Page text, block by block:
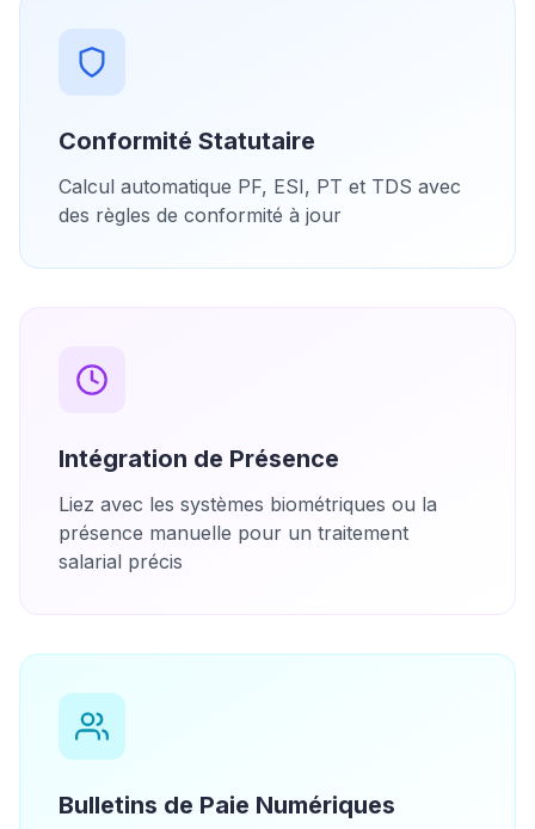
Conformité Statutaire
Calcul automatique PF, ESI, PT et TDS avec
des règles de conformité à jour
Intégration de Présence
Liez avec les systèmes biométriques ou la
présence manuelle pour un traitement
salarial précis
Bulletins de Paie Numériques